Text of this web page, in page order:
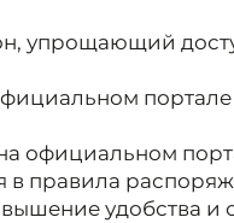
упрощающий
официальном
правила
удобства и